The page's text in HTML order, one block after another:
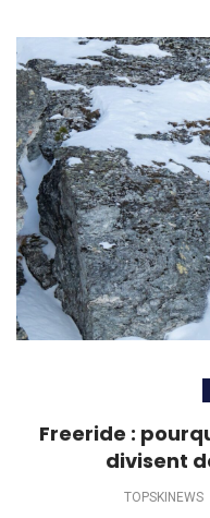
Freeride :
divisent
TOPSKINEWS